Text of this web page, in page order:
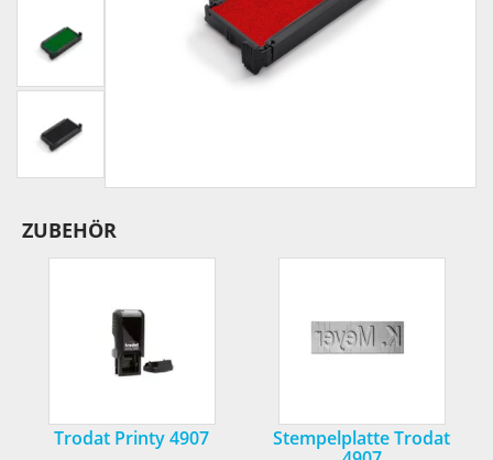
ZUBEHÖR
Trodat Printy 4907
Stempelplatte Trodat